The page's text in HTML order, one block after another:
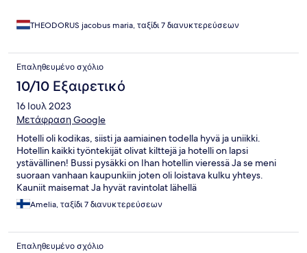
THEODORUS jacobus maria, ταξίδι 7 διανυκτερεύσεων
Επαληθευμένο σχόλιο
10/10 Εξαιρετικό
16 Ιουλ 2023
Μετάφραση Google
Hotelli oli kodikas, siisti ja aamiainen todella hyvä ja uniikki.
Hotellin kaikki työntekijät olivat kilttejä ja hotelli on lapsi
ystävällinen! Bussi pysäkki on Ihan hotellin vieressä Ja se meni
suoraan vanhaan kaupunkiin joten oli loistava kulku yhteys.
Kauniit maisemat Ja hyvät ravintolat lähellä
Amelia, ταξίδι 7 διανυκτερεύσεων
Επαληθευμένο σχόλιο